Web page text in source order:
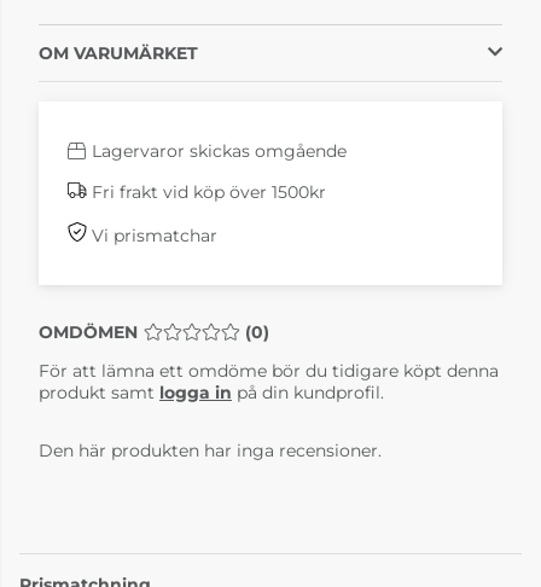
Delta Legend Bok
Delta Legend Bok
classic svart
29 820 kr
classic vit
29 820 kr
OM VARUMÄRKET
Lagervaror skickas omgående
Fri frakt vid köp över 1500kr
Vi prismatchar
OMDÖMEN MEDELBETYG 0 AV 5 ANTAL BETYG 0
(0)
För att lämna ett omdöme bör du tidigare köpt denna
produkt samt logga in på din kundprofil.
Den här produkten har inga recensioner.